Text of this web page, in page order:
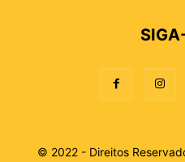
© 2022 - Direitos